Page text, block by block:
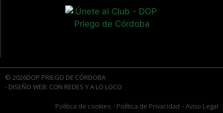
© 2026DOP PRIEGO DE CÓRDOBA
- DISEÑO WEB: CON REDES Y A LO LOCO
Política de cookies - Política de Privacidad - Aviso Legal